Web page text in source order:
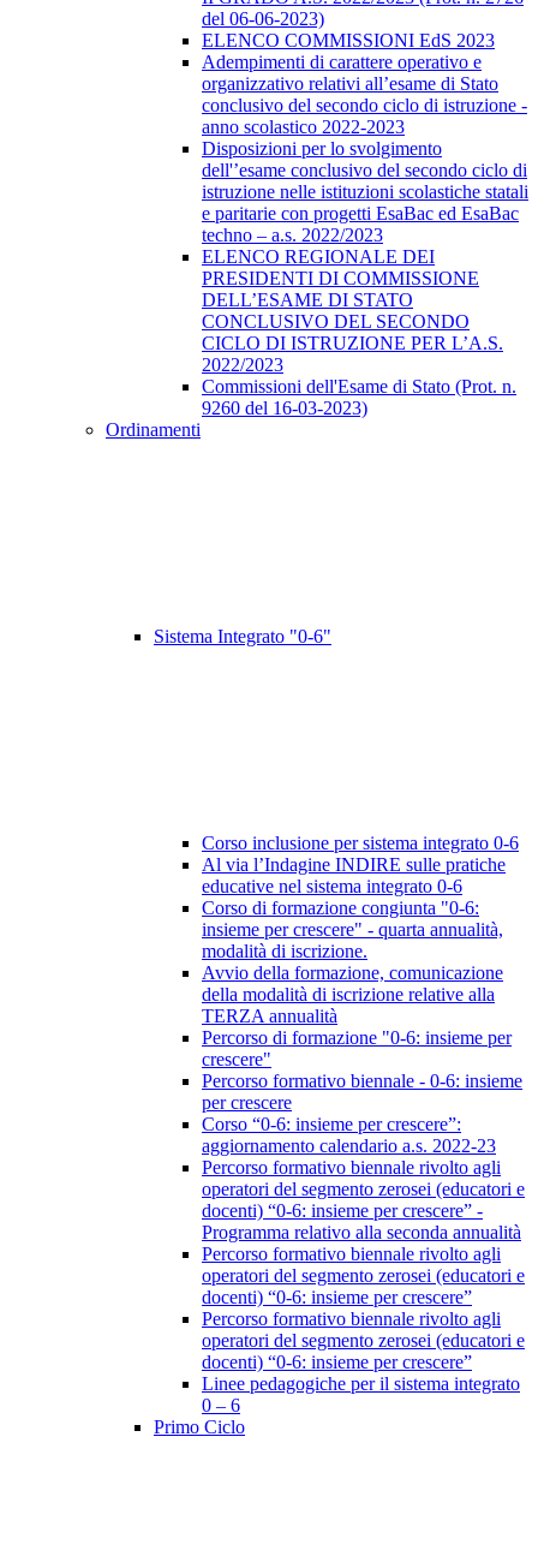
del 06-06-2023)
ELENCO COMMISSIONI EdS 2023
Adempimenti di carattere operativo e
organizzativo relativi all’esame di Stato
conclusivo del secondo ciclo di istruzione -
anno scolastico 2022-2023
Disposizioni per lo svolgimento
dell'’esame conclusivo del secondo ciclo di
istruzione nelle istituzioni scolastiche statali
e paritarie con progetti EsaBac ed EsaBac
techno – a.s. 2022/2023
ELENCO REGIONALE DEI
PRESIDENTI DI COMMISSIONE
DELL’ESAME DI STATO
CONCLUSIVO DEL SECONDO
CICLO DI ISTRUZIONE PER L’A.S.
2022/2023
Commissioni dell'Esame di Stato (Prot. n.
9260 del 16-03-2023)
Ordinamenti
Sistema Integrato "0-6"
Corso inclusione per sistema integrato 0-6
Al via l’Indagine INDIRE sulle pratiche
educative nel sistema integrato 0-6
Corso di formazione congiunta "0-6:
insieme per crescere" - quarta annualità,
modalità di iscrizione.
Avvio della formazione, comunicazione
della modalità di iscrizione relative alla
TERZA annualità
Percorso di formazione "0-6: insieme per
crescere"
Percorso formativo biennale - 0-6: insieme
per crescere
Corso “0-6: insieme per crescere”:
aggiornamento calendario a.s. 2022-23
Percorso formativo biennale rivolto agli
operatori del segmento zerosei (educatori e
docenti) “0-6: insieme per crescere” -
Programma relativo alla seconda annualità
Percorso formativo biennale rivolto agli
operatori del segmento zerosei (educatori e
docenti) “0-6: insieme per crescere”
Percorso formativo biennale rivolto agli
operatori del segmento zerosei (educatori e
docenti) “0-6: insieme per crescere”
Linee pedagogiche per il sistema integrato
0 – 6
Primo Ciclo